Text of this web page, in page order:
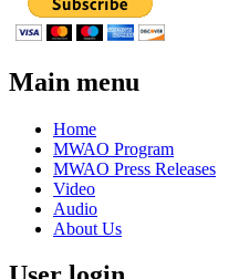
Main menu
Home
MWAO Program
MWAO Press Releases
Video
Audio
About Us